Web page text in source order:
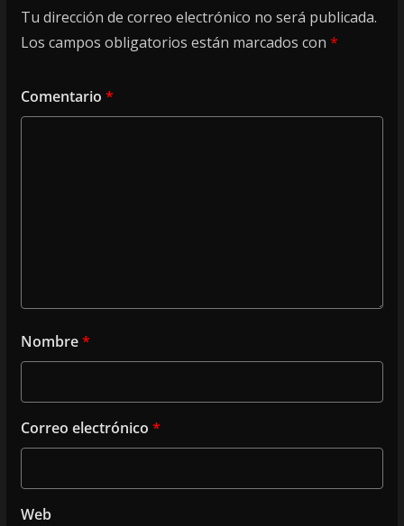
Tu dirección de correo electrónico no será publicada.
Los campos obligatorios están marcados con *
Comentario *
Nombre*
Correo electrónico *
Web